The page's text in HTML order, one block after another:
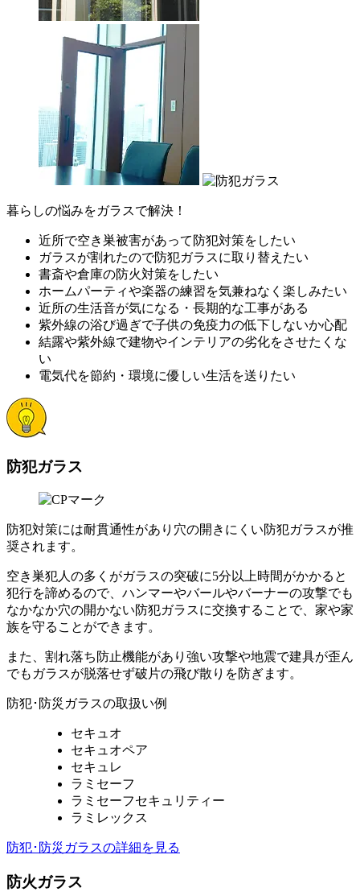
暮らしの悩みをガラスで解決！
近所で空き巣被害があって防犯対策をしたい
ガラスが割れたので防犯ガラスに取り替えたい
書斎や倉庫の防火対策をしたい
ホームパーティや楽器の練習を気兼ねなく楽しみたい
近所の生活音が気になる・長期的な工事がある
紫外線の浴び過ぎで子供の免疫力の低下しないか心配
結露や紫外線で建物やインテリアの劣化をさせたくな
い
電気代を節約・環境に優しい生活を送りたい
防犯ガラス
防犯対策には耐貫通性があり穴の開きにくい防犯ガラスが推
奨されます。
空き巣犯人の多くがガラスの突破に5分以上時間がかかると
犯行を諦めるので、ハンマーやバールやバーナーの攻撃でも
なかなか穴の開かない防犯ガラスに交換することで、家や家
族を守ることができます。
また、割れ落ち防止機能があり強い攻撃や地震で建具が歪ん
でもガラスが脱落せず破片の飛び散りを防ぎます。
防犯･防災ガラスの取扱い例
セキュオ
セキュオペア
セキュレ
ラミセーフ
ラミセーフセキュリティー
ラミレックス
防犯･防災ガラスの詳細を見る
防火ガラス